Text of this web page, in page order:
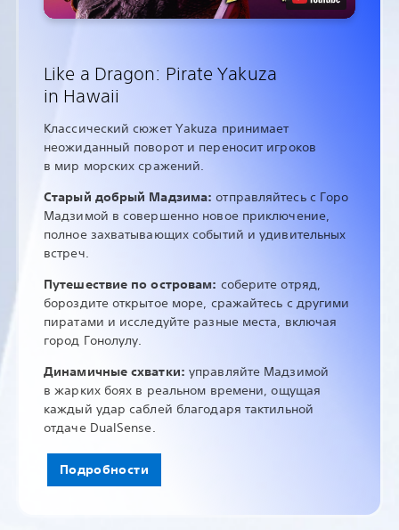
Like a Dragon: Pirate Yakuza
in Hawaii
Классический сюжет Yakuza принимает
неожиданный поворот и переносит игроков
в мир морских сражений.
Старый добрый Мадзима: отправляйтесь с Горо
Мадзимой в совершенно новое приключение,
полное захватывающих событий и удивительных
встреч.
Путешествие по островам: соберите отряд,
бороздите открытое море, сражайтесь с другими
пиратами и исследуйте разные места, включая
город Гонолулу.
Динамичные схватки: управляйте Мадзимой
в жарких боях в реальном времени, ощущая
каждый удар саблей благодаря тактильной
отдаче DualSense.
Подробности